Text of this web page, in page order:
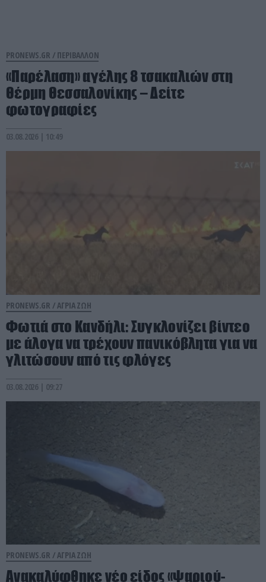
PRONEWS.GR / ΠΕΡΙΒΑΛΛΟΝ
«Παρέλαση» αγέλης 8 τσακαλιών στη
Θέρμη Θεσσαλονίκης – Δείτε
φωτογραφίες
03.08.2026 | 10:49
PRONEWS.GR / ΑΓΡΙΑ ΖΩΗ
Φωτιά στο Κανδήλι: Συγκλονίζει βίντεο
με άλογα να τρέχουν πανικόβλητα για να
γλιτώσουν από τις φλόγες
03.08.2026 | 09:27
PRONEWS.GR /ΑΓΡΙΑ ΖΩΗ
Ανακαλύφθηκε νέο είδος «ψαριού-